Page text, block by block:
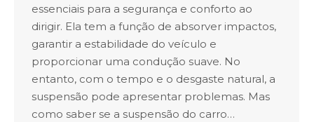
essenciais para a segurança e conforto ao
dirigir. Ela tem a função de absorver impactos,
garantir a estabilidade do veículo e
proporcionar uma condução suave. No
entanto, com o tempo e o desgaste natural, a
suspensão pode apresentar problemas. Mas
como saber se a suspensão do carro…